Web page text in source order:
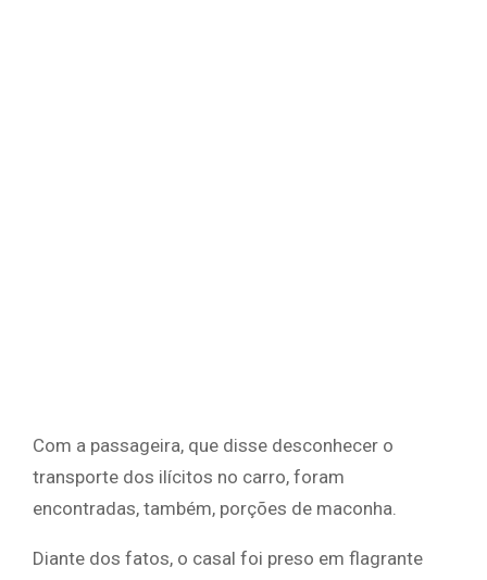
Com a passageira, que disse desconhecer o
transporte dos ilícitos no carro, foram
encontradas, também, porções de maconha.
Diante dos fatos, o casal foi preso em flagrante